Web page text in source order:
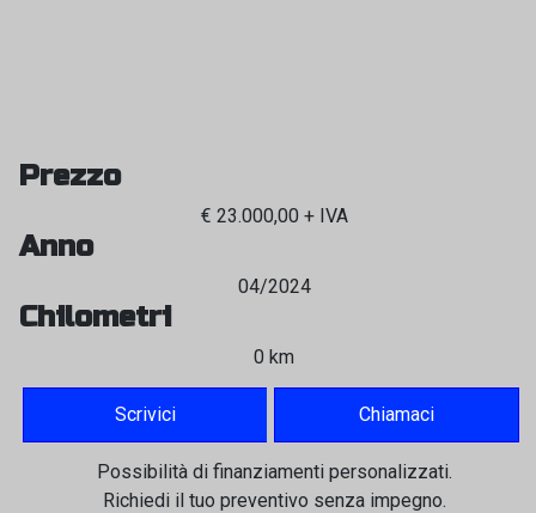
Prezzo
€ 23.000,00 + IVA
Anno
04/2024
Chilometri
0 km
Scrivici Chiamaci
Possibilità di finanziamenti personalizzati.
Richiedi il tuo preventivo senza impegno.